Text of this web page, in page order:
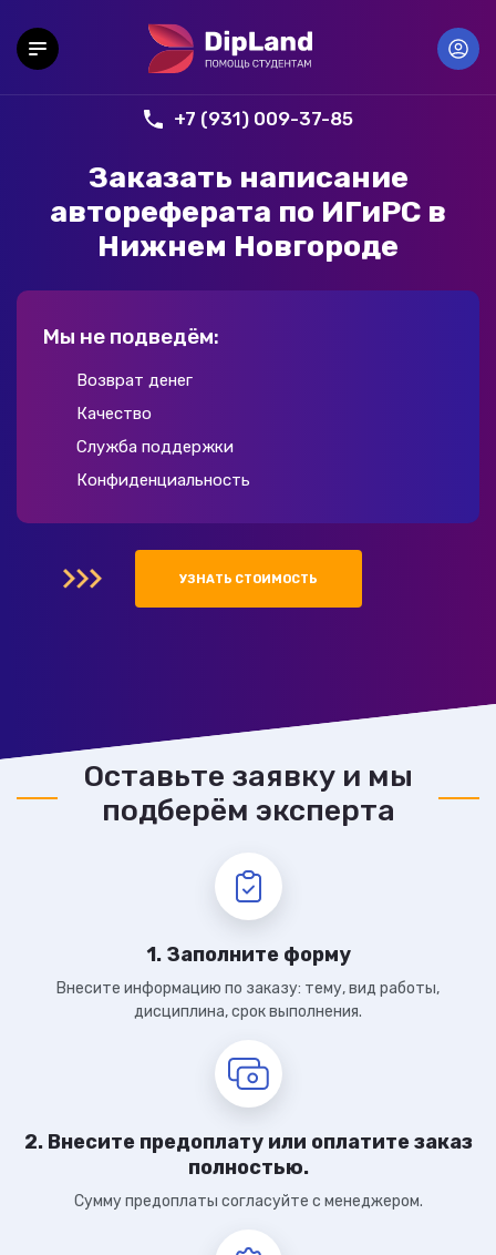
+7 (931) 009-37-85
Заказать написание
автореферата по ИГиРС в
Нижнем Новгороде
Мы не подведём:
Возврат денег
Качество
Служба поддержки
Конфиденциальность
УЗНАТЬ СТОИМОСТЬ
Оставьте заявку и мы
подберём эксперта
1. Заполните форму
Внесите информацию по заказу: тему, вид работы,
дисциплина, срок выполнения.
2. Внесите предоплату или оплатите заказ
полностью.
Сумму предоплаты согласуйте с менеджером.